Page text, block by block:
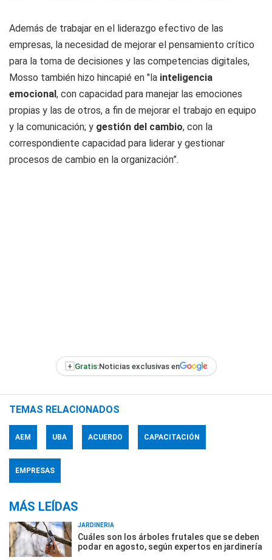
Además de trabajar en el liderazgo efectivo de las
empresas, la necesidad de mejorar el pensamiento crítico
para la toma de decisiones y las competencias digitales,
Mosso también hizo hincapié en "la inteligencia
emocional, con capacidad para manejar las emociones
propias y las de otros, a fin de mejorar el trabajo en equipo
y la comunicación; y gestión del cambio, con la
correspondiente capacidad para liderar y gestionar
procesos de cambio en la organización”.
+ Gratis:Noticias exclusivas en
TEMAS RELACIONADOS
AEM UBA ACUERDO CAPACITACIÓN
EMPRESAS
MÁS LEÍDAS
JARDINERÍA
Cuáles son los árboles frutales que se deben
podar en agosto, según expertos en jardinería